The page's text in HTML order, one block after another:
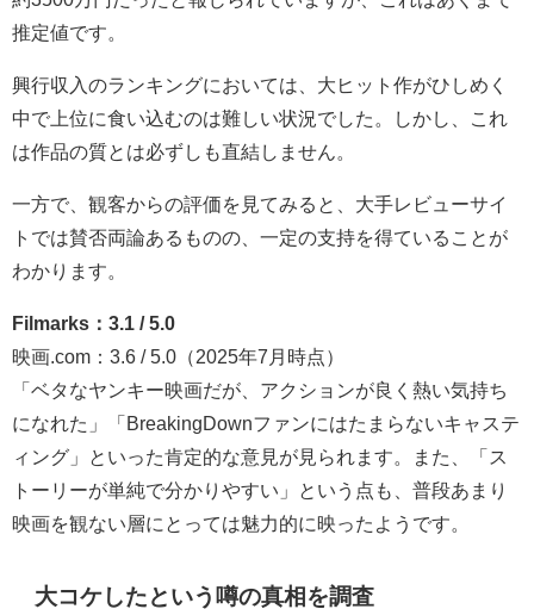
推定値です。
興行収入のランキングにおいては、大ヒット作がひしめく
中で上位に食い込むのは難しい状況でした。しかし、これ
は作品の質とは必ずしも直結しません。
一方で、観客からの評価を見てみると、大手レビューサイ
トでは賛否両論あるものの、一定の支持を得ていることが
わかります。
Filmarks：3.1 / 5.0
映画.com：3.6 / 5.0（2025年7月時点）
「ベタなヤンキー映画だが、アクションが良く熱い気持ち
になれた」「BreakingDownファンにはたまらないキャステ
ィング」といった肯定的な意見が見られます。また、「ス
トーリーが単純で分かりやすい」という点も、普段あまり
映画を観ない層にとっては魅力的に映ったようです。
大コケしたという噂の真相を調査